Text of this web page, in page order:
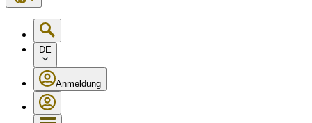
DE
Anmeldung